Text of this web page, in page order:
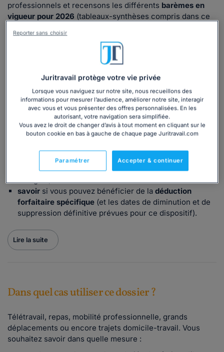
professionnels et recensons les différents barèmes en
vigueur pour 2026 (tableaux-synthèses compris dans ce
Le guide complet pour maîtriser les frais
Notre dossier juridique, rédigé par notre juriste, sera votre
outil indispensable pour une gestion sereine des frais
professionnels en 2026.
Fiable, complet et à jour, il vous permettra de :
comprendrele remboursement des frais de transport,
déplacement, etc. ;
appliquer les bons barèmespour l'exonération des
charges ;
savoir si vous pouvez bénéficier de la déduction
forfaitaire spécifique (et les dates de diminution et de
suppression définitive prévues pour ce dispositif).
Lire la suite
Dans quel cas utiliser ce dossier ?
Télétravail, repas, mobilité professionnelle, grands
déplacements ou encore trajets domicile-travail. Vous
souhaitez savoir dans quelle mesure :
Juritravail protège votre vie privée
Lorsque vous naviguez sur notre site, nous recueillons des
informations pour mesurer l’audience, améliorer notre site, interagir
avec vous et vous présenter des offres personnalisées. En les
autorisant, votre navigation sera simplifiée.
Vous avez le droit de changer d’avis à tout moment en cliquant sur le
bouton cookie en bas à gauche de chaque page Juritravail.com
Accepter & continuer
Paramétrer
Reporter sans choisir